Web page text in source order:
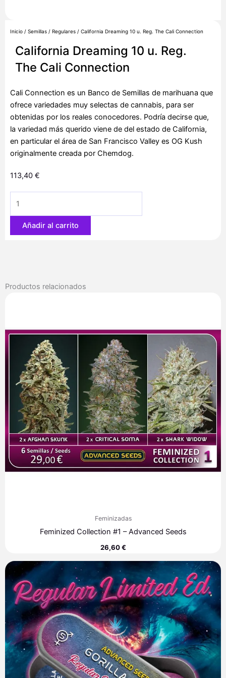
Inicio / Semillas / Regulares / California Dreaming 10 u. Reg. The Cali Connection
California Dreaming 10 u. Reg.
The Cali Connection
Cali Connection es un Banco de Semillas de marihuana que
ofrece variedades muy selectas de cannabis, para ser
obtenidas por los reales conocedores. Podría decirse que,
la variedad más querido viene de del estado de California,
en particular el área de San Francisco Valley es OG Kush
originalmente creada por Chemdog.
113,40 €
Dreaming
u.
Connection
Añadir al carrito
Productos relacionados
Feminizadas
Feminized Collection #1 – Advanced Seeds
26,60€